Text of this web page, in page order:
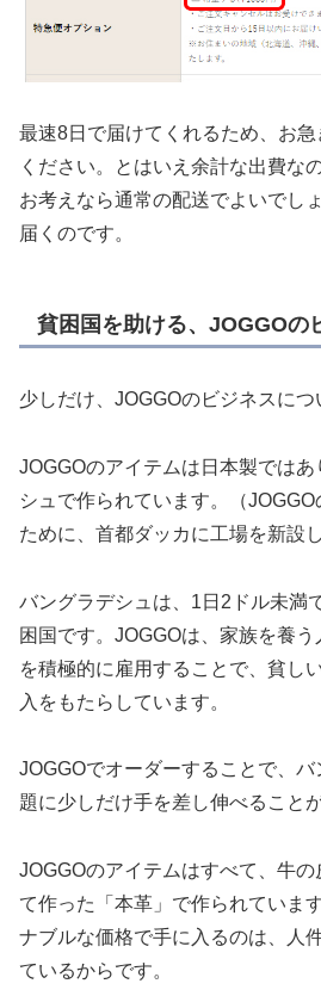
最速8日で届けてくれるため、お
ください。とはいえ余計な出費な
お考えなら通常の配送でよいでし
届くのです。
貧困国を助ける、JOGGOの
少しだけ、JOGGOのビジネスにつ
JOGGOのアイテムは日本製では
シュで作られています。（
ために、首都ダッカに工場を新設
バングラデシュは、1日2ドル未満
困国です。JOGGOは、家族を養
を積極的に雇用することで、貧し
入をもたらしています。
JOGGOでオーダーすることで、
題に少しだけ手を差し伸べること
JOGGOのアイテムはすべて、牛
て作った「本革」で作られていま
ナブルな価格で手に入るのは、人
ているからです。